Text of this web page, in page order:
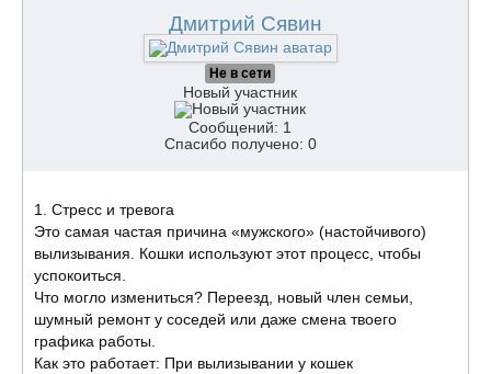
Дмитрий Сявин
Не в сети
Новый участник
Сообщений: 1
Спасибо получено: 0
​1. Стресс и тревога
​Это самая частая причина «мужского» (настойчивого)
вылизывания. Кошки используют этот процесс, чтобы
успокоиться.
​Что могло измениться? Переезд, новый член семьи,
шумный ремонт у соседей или даже смена твоего
графика работы.
​Как это работает: При вылизывании у кошек